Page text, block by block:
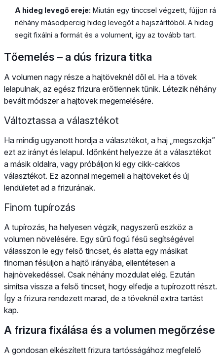
A hideg levegő ereje: Miután egy tinccsel végzett, fújjon rá
néhány másodpercig hideg levegőt a hajszárítóból. A hideg
segít fixálni a formát és a volument, így az tovább tart.
Tőemelés – a dús frizura titka
A volumen nagy része a hajtöveknél dől el. Ha a tövek
lelapulnak, az egész frizura erőtlennek tűnik. Létezik néhány
bevált módszer a hajtövek megemelésére.
Változtassa a választékot
Ha mindig ugyanott hordja a választékot, a haj „megszokja”
ezt az irányt és lelapul. Időnként helyezze át a választékot
a másik oldalra, vagy próbáljon ki egy cikk-cakkos
választékot. Ez azonnal megemeli a hajtöveket és új
lendületet ad a frizurának.
Finom tupírozás
A tupírozás, ha helyesen végzik, nagyszerű eszköz a
volumen növelésére. Egy sűrű fogú fésű segítségével
válasszon le egy felső tincset, és alatta egy másikat
finoman fésüljön a hajtő irányába, ellentétesen a
hajnövekedéssel. Csak néhány mozdulat elég. Ezután
simítsa vissza a felső tincset, hogy elfedje a tupírozott részt.
Így a frizura rendezett marad, de a töveknél extra tartást
kap.
A frizura fixálása és a volumen megőrzése
A gondosan elkészített frizura tartósságához megfelelő